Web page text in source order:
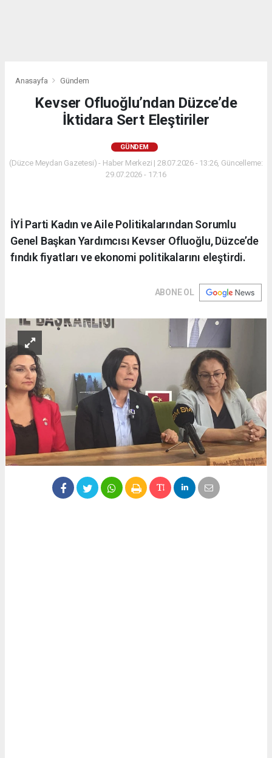
Anasayfa Gündem
Kevser Ofluoğlu’ndan Düzce’de
İktidara Sert Eleştiriler
GÜNDEM
(Düzce Meydan Gazetesi) - Haber Merkezi | 28.07.2026 - 13:26, Güncelleme:
29.07.2026 - 17:16
İYİ Parti Kadın ve Aile Politikalarından Sorumlu
Genel Başkan Yardımcısı Kevser Ofluoğlu, Düzce’de
fındık fiyatları ve ekonomi politikalarını eleştirdi.
ABONE OL